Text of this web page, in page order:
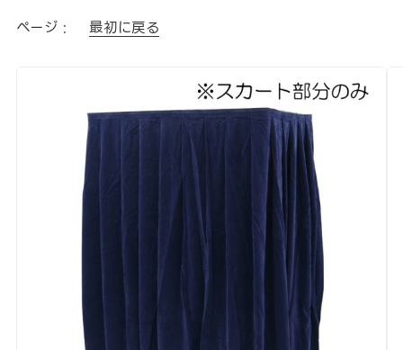
ページ : 最初に戻る